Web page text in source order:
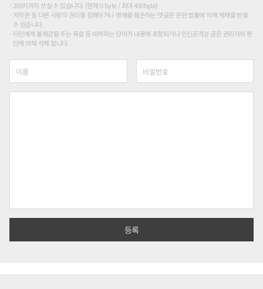
200자까지 쓰실 수 있습니다. (현재 0 byte / 최대 400byte)
저작권 등 다른 사람의 권리를 침해하거나 명예를 훼손하는 댓글은 관련 법률에 의해 제재를 받을
수 있습니다.
타인에게 불쾌감을 주는 욕설 등 비하하는 단어가 내용에 포함되거나 인신공격성 글은 관리자의 판
단에 의해 삭제 합니다.